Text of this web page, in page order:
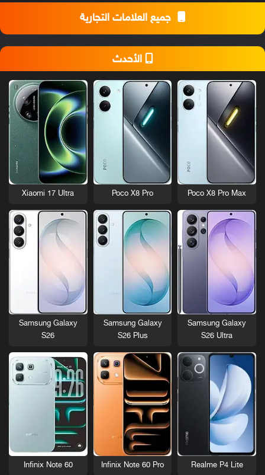
جميع العلامات التجارية
الأحدث
Poco X8 Pro Max
Poco X8 Pro
Xiaomi 17 Ultra
Samsung Galaxy
S26 Ultra
Samsung Galaxy
S26 Plus
Samsung Galaxy
S26
Realme P4 Lite
Infinix Note 60 Pro
Infinix Note 60